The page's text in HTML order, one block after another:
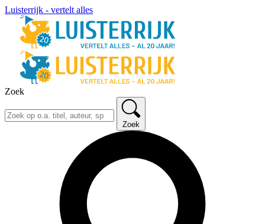
Luisterrijk - vertelt alles
Zoek
Zoek